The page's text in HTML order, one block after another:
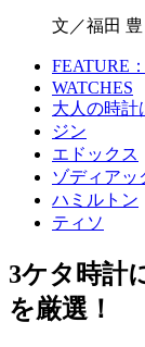
文／福田 豊
FEATURE
WATCHES
大人の時計
ジン
エドックス
ゾディアッ
ハミルトン
ティソ
3ケタ時計
を厳選！